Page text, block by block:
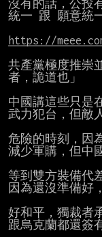
沒有的話，公投
統一 跟 願意統
https://
共產黨極度推崇
者，詭道也」
中國講這些只是
武力犯台，但敵
危險的時刻，因
減少軍購，但中
等到雙方裝備代
因為還沒準備好
好和平，獨裁者
跟烏克蘭都還簽